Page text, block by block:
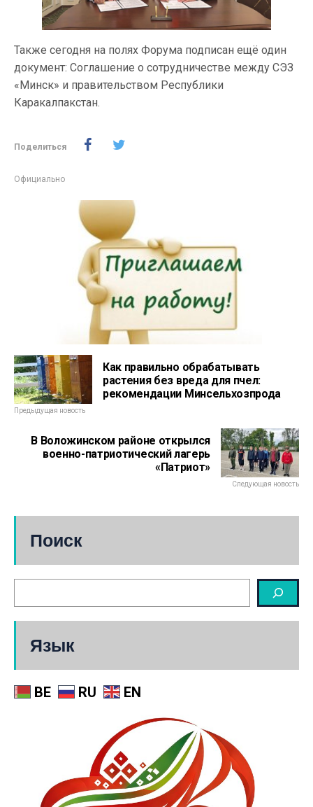
Также сегодня на полях Форума подписан ещё один
документ: Соглашение о сотрудничестве между СЭЗ
«Минск» и правительством Республики
Каракалпакстан.
Поделиться
Официально
Как правильно обрабатывать
растения без вреда для пчел:
рекомендации Минсельхозпрода
Предыдущая новость
В Воложинском районе открылся
военно-патриотический лагерь
«Патриот»
Следующая новость
Поиск
Язык
BE RU EN